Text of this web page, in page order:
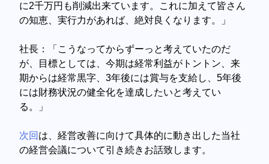
に2千万円も削減出来ています。これに加えて皆さん
の知恵、実行力があれば、絶対良くなります。」
社長：「こうなってからずーっと考えていたのだ
が、目標としては、今期は経常利益がトントン、来
期からは経常黒字、3年後には賞与を支給し、5年後
には財務状況の健全化を達成したいと考えてい
る。」
次回 は、経営改善に向けて具体的に動き出した当社
の経営会議について引き続きお話致します。